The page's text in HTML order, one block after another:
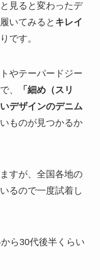
見ると変わったデ
いてみると キレイ
です。
やテーパードジー
、
「細め（スリ
デザインのデニム
ものが見つかるか
すが、全国各地の
るので一度試着し
ら30代後半くらい